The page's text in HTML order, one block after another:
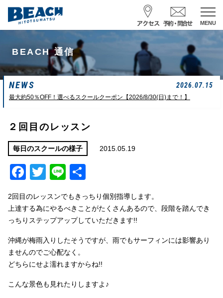
MENU
スクール予約・お問合せ
レンタル予約
サーフ ナミイーヨ
0475-32-7314
一松海岸波情報
サイズ
胸前後
状態
ややザワ
BEACH 通信
NEWS 2026.07.15
最大約50％OFF！選べるスクールクーポン【2026/8/30(日)まで！】
２回目のレッスン
毎日のスクールの様子 2015.05.19
Facebook
Twitter
Line
2回目のレッスンでもきっちり個別指導します。
上達する為にやるべきことがたくさんあるので、段階を踏んでき
っちりステップアップしていただきます!!
沖縄が梅雨入りしたそうですが、雨でもサーフィンには影響あり
ませんのでご心配なく。
どちらにせよ濡れますからね!!
こんな景色も見れたりしますよ♪